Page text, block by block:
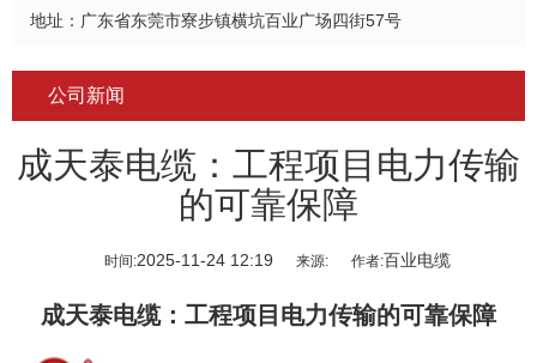
地址： 广东省东莞市寮步镇横坑百业广场四街57号
公司新闻
成天泰电缆：工程项目电力传输
的可靠保障
时间:2025-11-24 12:19 来源: 作者:百业电缆
成天泰电缆：工程项目电力传输的可靠保障